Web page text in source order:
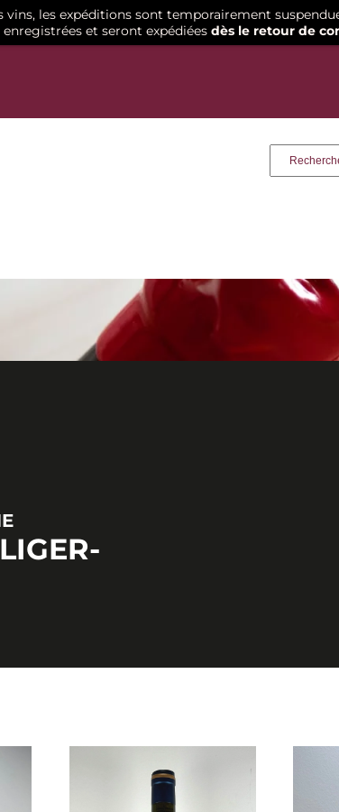
les expéditions sont temporairement
et seront expédiées dès le retour de